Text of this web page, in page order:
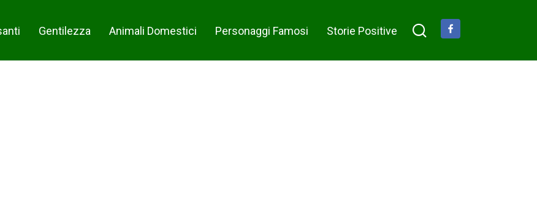
Gentilezza Animali Domestici Personaggi Famosi Storie Positive
Share on Facebook
non smette
di ridere